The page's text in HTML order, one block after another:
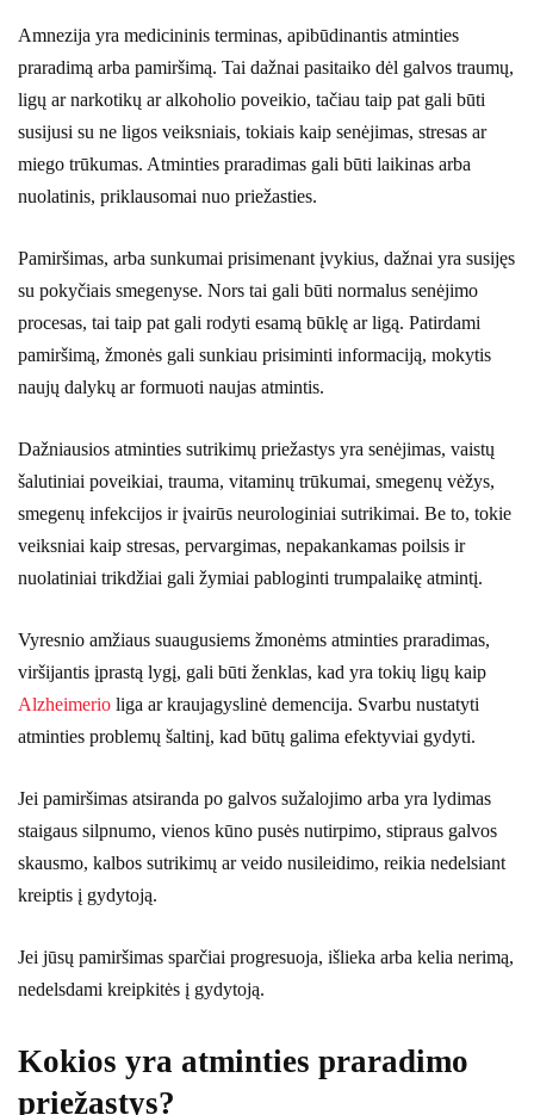
Amnezija yra medicininis terminas, apibūdinantis atminties
praradimą arba pamiršimą. Tai dažnai pasitaiko dėl galvos traumų,
ligų ar narkotikų ar alkoholio poveikio, tačiau taip pat gali būti
susijusi su ne ligos veiksniais, tokiais kaip senėjimas, stresas ar
miego trūkumas. Atminties praradimas gali būti laikinas arba
nuolatinis, priklausomai nuo priežasties.
Pamiršimas, arba sunkumai prisimenant įvykius, dažnai yra susijęs
su pokyčiais smegenyse. Nors tai gali būti normalus senėjimo
procesas, tai taip pat gali rodyti esamą būklę ar ligą. Patirdami
pamiršimą, žmonės gali sunkiau prisiminti informaciją, mokytis
naujų dalykų ar formuoti naujas atmintis.
Dažniausios atminties sutrikimų priežastys yra senėjimas, vaistų
šalutiniai poveikiai, trauma, vitaminų trūkumai, smegenų vėžys,
smegenų infekcijos ir įvairūs neurologiniai sutrikimai. Be to, tokie
veiksniai kaip stresas, pervargimas, nepakankamas poilsis ir
nuolatiniai trikdžiai gali žymiai pabloginti trumpalaikę atmintį.
Vyresnio amžiaus suaugusiems žmonėms atminties praradimas,
viršijantis įprastą lygį, gali būti ženklas, kad yra tokių ligų kaip
Alzheimerio liga ar kraujagyslinė demencija. Svarbu nustatyti
atminties problemų šaltinį, kad būtų galima efektyviai gydyti.
Jei pamiršimas atsiranda po galvos sužalojimo arba yra lydimas
staigaus silpnumo, vienos kūno pusės nutirpimo, stipraus galvos
skausmo, kalbos sutrikimų ar veido nusileidimo, reikia nedelsiant
kreiptis į gydytoją.
Jei jūsų pamiršimas sparčiai progresuoja, išlieka arba kelia nerimą,
nedelsdami kreipkitės į gydytoją.
Kokios yra atminties praradimo
priežastys?